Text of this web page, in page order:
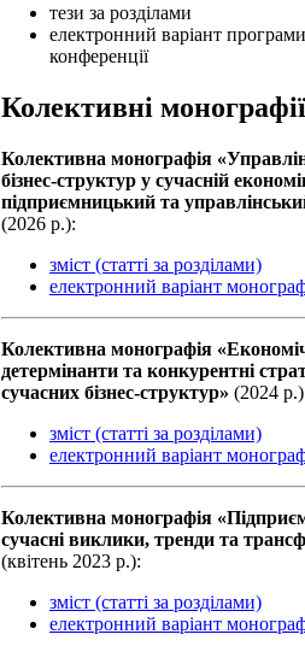
тези за розділами
електронний варіант програми
конференції
Колективні монографії
Колективна монографiя
бізнес-структур у сучасній
підприємницький та
(2026 р.):
зміст (статті за розділами)
електронний варіант
Колективна монографiя
детермінанти та конкурентні
сучасних бізнес-структур» (2024
зміст (статті за розділами)
електронний варіант
Колективна монографiя
сучасні виклики, тренди та
(квiтень 2023 р.):
зміст (статті за розділами)
електронний варіант